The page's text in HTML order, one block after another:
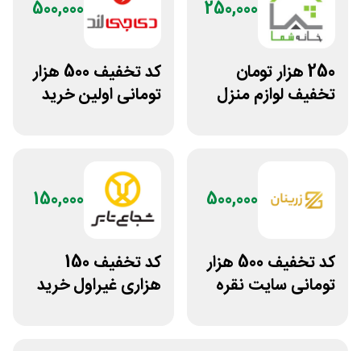
250,000
250 هزار تومان
تخفیف لوازم منزل
500,000
کد تخفیف 500 هزار
تومانی اولین خرید
500,000
کد تخفیف 500 هزار
تومانی سایت نقره
150,000
کد تخفیف 150
هزاری غیراول خرید